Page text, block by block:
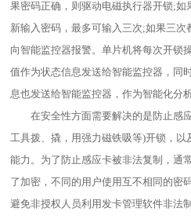
果密码正确，则驱动电磁执行器开锁;
新输入密码，最多可输入三次;如果三
向智能监控器报警。单片机将每次开锁
值作为状态信息发送给智能监控器，同
息也发送给智能监控器，作为智能化分
在安全性方面需要解决的是防止感
工具拨、撬，用强力磁铁吸等)开锁，
能力。为了防止感应卡被非法复制，通
了加密，不同的用户使用互不相同的密
避免非授权人员利用发卡管理软件非法